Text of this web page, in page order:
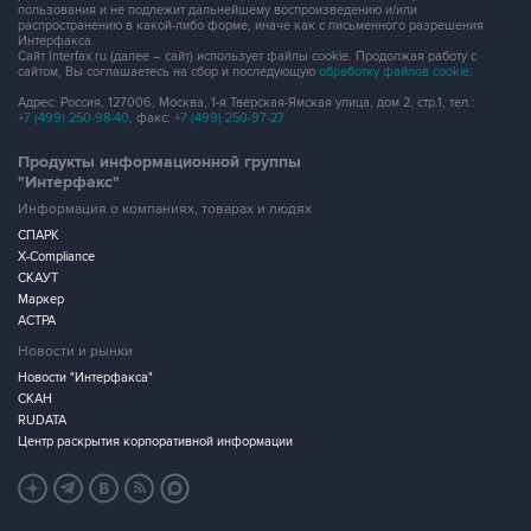
пользования и не подлежит дальнейшему воспроизведению и/или
распространению в какой-либо форме, иначе как с письменного разрешения
Интерфакса.
Сайт Interfax.ru (далее – сайт) использует файлы cookie. Продолжая работу с
сайтом, Вы соглашаетесь на сбор и последующую обработку файлов cookie.
Адрес: Россия, 127006, Москва, 1-я Тверская-Ямская улица, дом 2, стр.1, тел.:
+7 (499) 250-98-40, факс: +7 (499) 250-97-27
Продукты информационной группы
"Интерфакс"
Информация о компаниях, товарах и людях
СПАРК
X-Compliance
СКАУТ
Маркер
АСТРА
Новости и рынки
Новости "Интерфакса"
СКАН
RUDATA
Центр раскрытия корпоративной информации